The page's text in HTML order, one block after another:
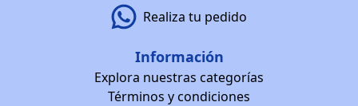
Realiza tu pedido
Información
Explora nuestras categorías
Términos y condiciones